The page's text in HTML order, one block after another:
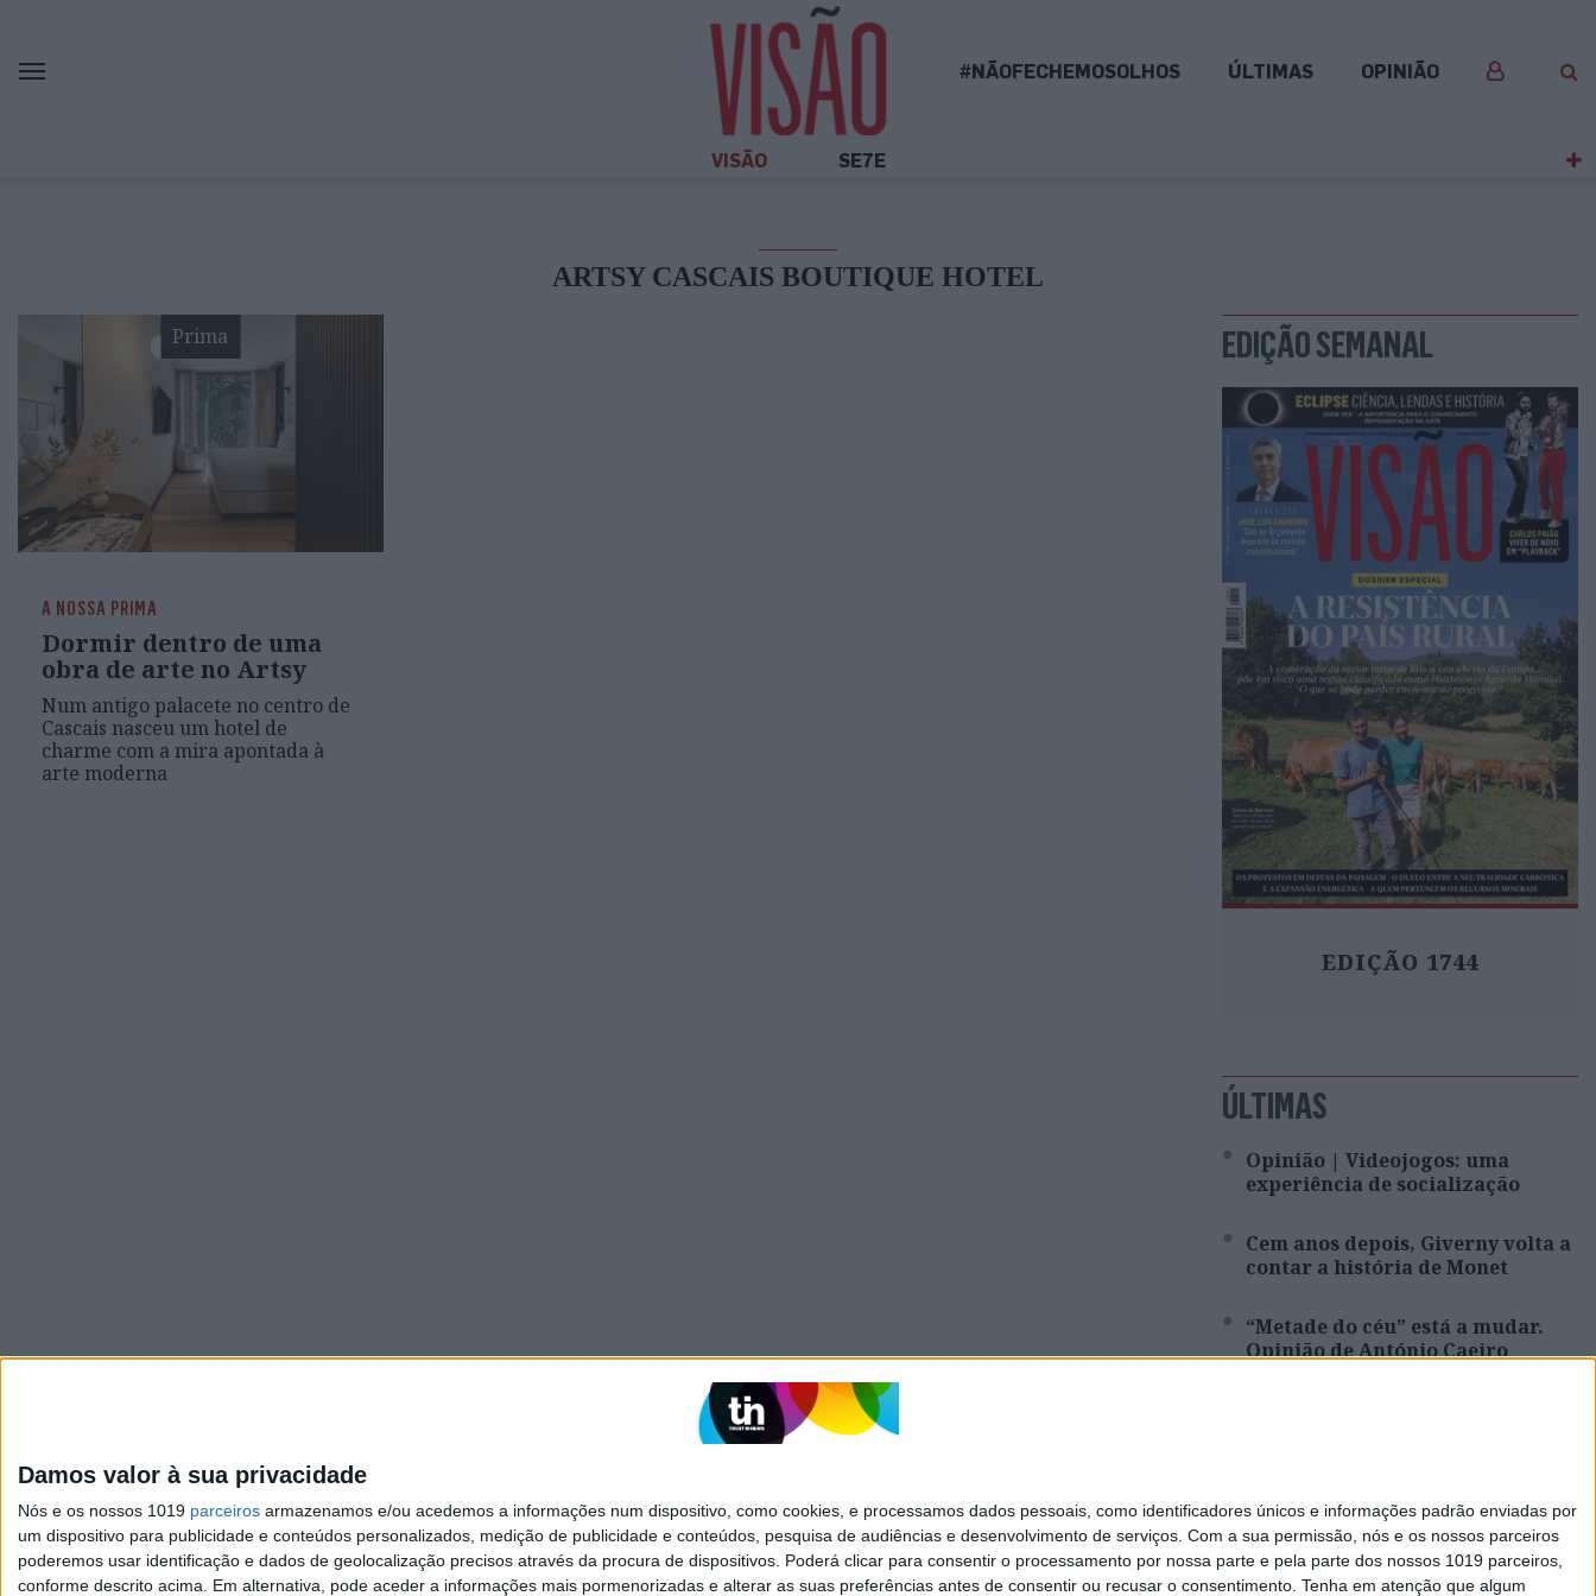
Damos valor à sua privacidade
Nós e os nossos 1019 parceiros armazenamos e/ou acedemos a informações num dispositivo, como cookies, e processamos dados pessoais, como identificadores únicos e informações padrão enviadas por
um dispositivo para publicidade e conteúdos personalizados, medição de publicidade e conteúdos, pesquisa de audiências e desenvolvimento de serviços. Com a sua permissão, nós e os nossos parceiros
poderemos usar identificação e dados de geolocalização precisos através da procura de dispositivos. Poderá clicar para consentir o processamento por nossa parte e pela parte dos nossos 1019 parceiros,
conforme descrito acima. Em alternativa, pode aceder a informações mais pormenorizadas e alterar as suas preferências antes de consentir ou recusar o consentimento. Tenha em atenção que algum
#NÃOFECHEMOSOLHOS ÚLTIMAS OPINIÃO
VISÃO SE7E
ARTSY CASCAIS BOUTIQUE HOTEL
Prima
A NOSSA PRIMA
Dormir dentro de uma
obra de arte no Artsy
Num antigo palacete no centro de
Cascais nasceu um hotel de
charme com a mira apontada à
arte moderna
EDIÇÃO SEMANAL
EDIÇÃO 1744
ÚLTIMAS
Opinião | Videojogos: uma
experiência de socialização
Cem anos depois, Giverny volta a
contar a história de Monet
“Metade do céu” está a mudar.
Opinião de António Caeiro
Luís Leite